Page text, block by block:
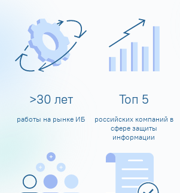
>30 лет
работы на рынке ИБ
Топ 5
российских компаний в
сфере защиты
информации